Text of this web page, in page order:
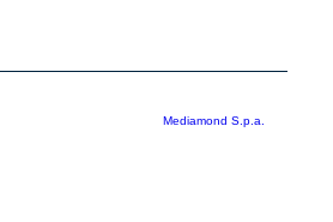
Mediamond S.p.a.